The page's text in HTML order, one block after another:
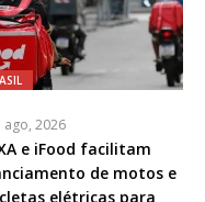
ago, 2026
e iFood facilitam
de motos e
elétricas para